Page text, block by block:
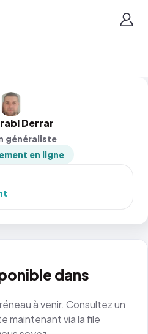
Derrar
généraliste
en ligne
dans
à venir. Consultez un
maintenant via la file